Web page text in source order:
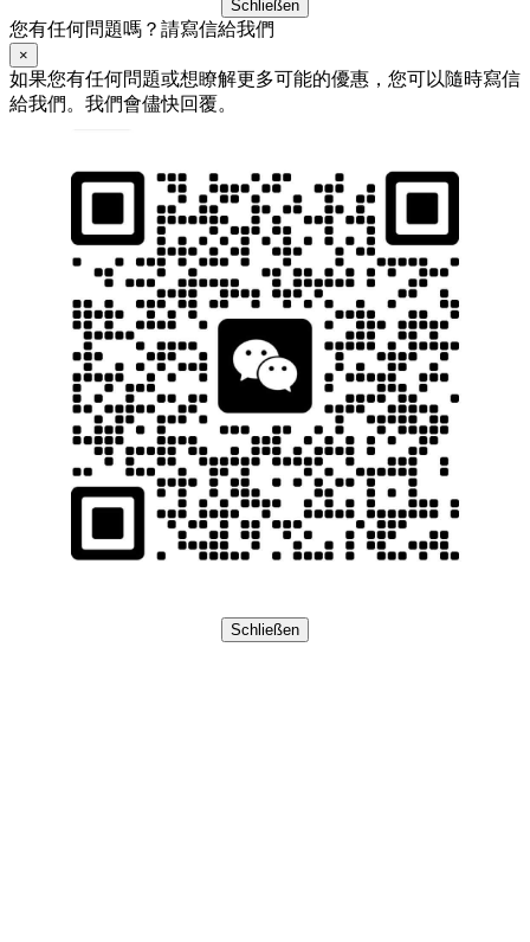
Schließen
您有任何問題嗎？請寫信給我們
×
如果您有任何問題或想瞭解更多可能的優惠，您可以隨時寫信
給我們。我們會儘快回覆。
Schließen